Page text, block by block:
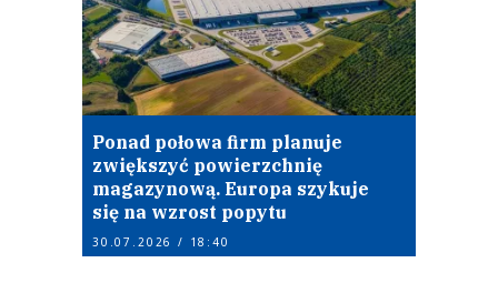
Ponad połowa firm planuje
zwiększyć powierzchnię
magazynową. Europa szykuje
się na wzrost popytu
30.07.2026 / 18:40